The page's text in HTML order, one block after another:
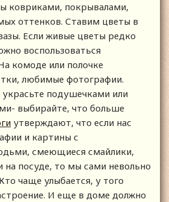
ковриками, покрывалами,
оттенков. Ставим цветы в
Если живые цветы редко
воспользоваться
комоде или полочке
любимые фотографии.
подушечками или
выбирайте, что больше
утверждают, что если нас
и картины с
смеющиеся смайлики,
посуде, то мы сами невольно
чаще улыбается, у того
И еще в доме должно